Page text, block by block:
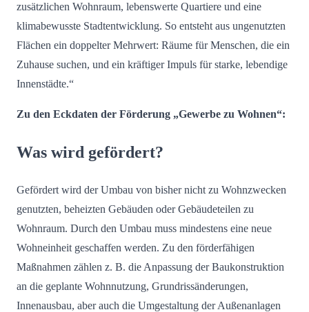
zusätzlichen Wohnraum, lebenswerte Quartiere und eine
klimabewusste Stadtentwicklung. So entsteht aus ungenutzten
Flächen ein doppelter Mehrwert: Räume für Menschen, die ein
Zuhause suchen, und ein kräftiger Impuls für starke, lebendige
Innenstädte.“
Zu den Eckdaten der Förderung „Gewerbe zu Wohnen“:
Was wird gefördert?
Gefördert wird der Umbau von bisher nicht zu Wohnzwecken
genutzten, beheizten Gebäuden oder Gebäudeteilen zu
Wohnraum. Durch den Umbau muss mindestens eine neue
Wohneinheit geschaffen werden. Zu den förderfähigen
Maßnahmen zählen z. B. die Anpassung der Baukonstruktion
an die geplante Wohnnutzung, Grundrissänderungen,
Innenausbau, aber auch die Umgestaltung der Außenanlagen